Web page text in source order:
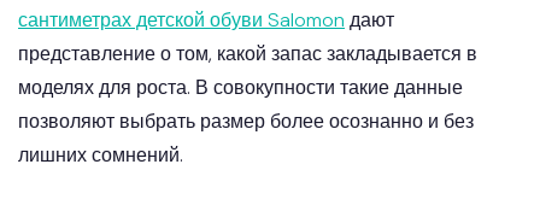
сантиметрах детской обуви Salomon дают
представление о том, какой запас закладывается в
моделях для роста. В совокупности такие данные
позволяют выбрать размер более осознанно и без
лишних сомнений.